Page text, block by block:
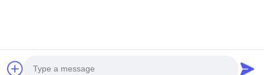
© 2026 Beijing Silk Road Enterprise Management Services Co.,LTD. All